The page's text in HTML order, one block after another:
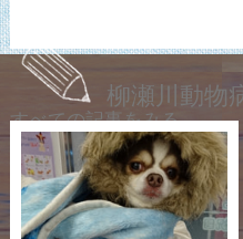
柳瀬川動物
すべての記事をみる